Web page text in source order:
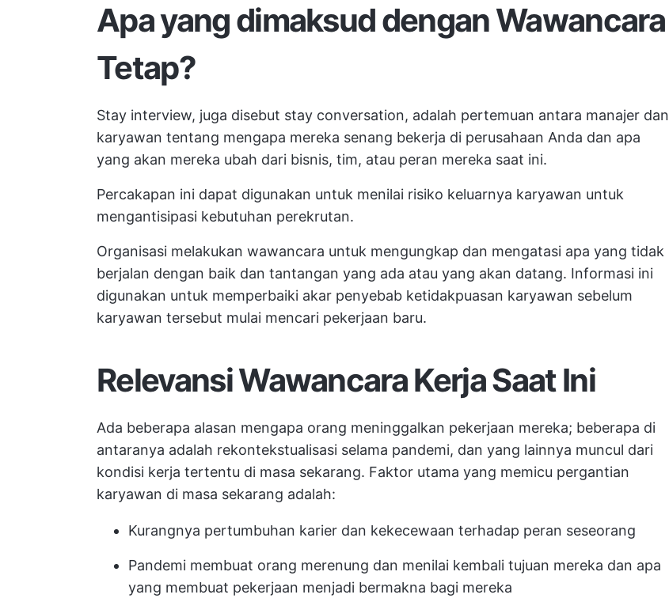
Apa yang dimaksud dengan Wawancara
Tetap?
Stay interview, juga disebut stay conversation, adalah pertemuan antara manajer dan
karyawan tentang mengapa mereka senang bekerja di perusahaan Anda dan apa
yang akan mereka ubah dari bisnis, tim, atau peran mereka saat ini.
Percakapan ini dapat digunakan untuk menilai risiko keluarnya karyawan untuk
mengantisipasi kebutuhan perekrutan.
Organisasi melakukan wawancara untuk mengungkap dan mengatasi apa yang tidak
berjalan dengan baik dan tantangan yang ada atau yang akan datang. Informasi ini
digunakan untuk memperbaiki akar penyebab ketidakpuasan karyawan sebelum
karyawan tersebut mulai mencari pekerjaan baru.
Relevansi Wawancara Kerja Saat Ini
Ada beberapa alasan mengapa orang meninggalkan pekerjaan mereka; beberapa di
antaranya adalah rekontekstualisasi selama pandemi, dan yang lainnya muncul dari
kondisi kerja tertentu di masa sekarang. Faktor utama yang memicu pergantian
karyawan di masa sekarang adalah:
Kurangnya pertumbuhan karier dan kekecewaan terhadap peran seseorang
Pandemi membuat orang merenung dan menilai kembali tujuan mereka dan apa
yang membuat pekerjaan menjadi bermakna bagi mereka